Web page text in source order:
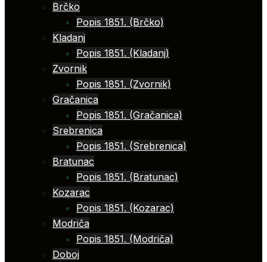
Brčko
Popis 1851. (Brčko)
Kladanj
Popis 1851. (Kladanj)
Zvornik
Popis 1851. (Zvornik)
Gračanica
Popis 1851. (Gračanica)
Srebrenica
Popis 1851. (Srebrenica)
Bratunac
Popis 1851. (Bratunac)
Kozarac
Popis 1851. (Kozarac)
Modriča
Popis 1851. (Modriča)
Doboj